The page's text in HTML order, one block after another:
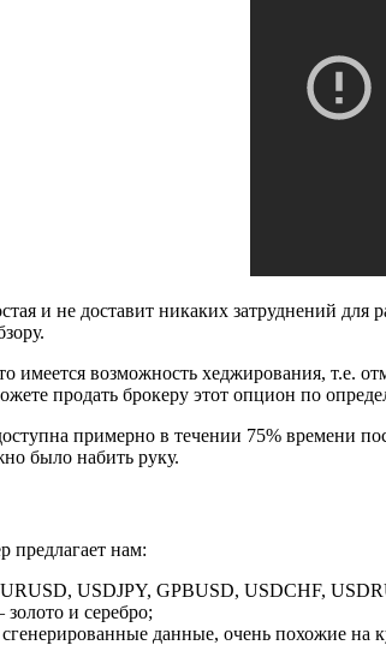
и не доставит никаких затруднений для
имеется возможность хеджирования, т.е.
продать брокеру этот опцион по
примерно в течении 75% времени
было набить руку.
предлагает нам:
USDJPY, GPBUSD, USDCHF,
и серебро;
данные, очень похожие на